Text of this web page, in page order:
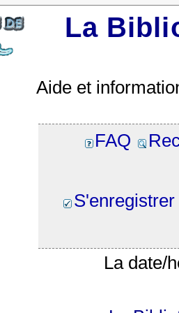
La
Aide et
FAQ
S'enregistrer
La date/